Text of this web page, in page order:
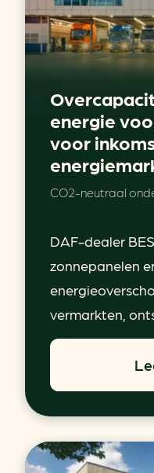
energie
voor
CO2-neutraal
DAF-dealer
zonnepanelen
vermarkten,